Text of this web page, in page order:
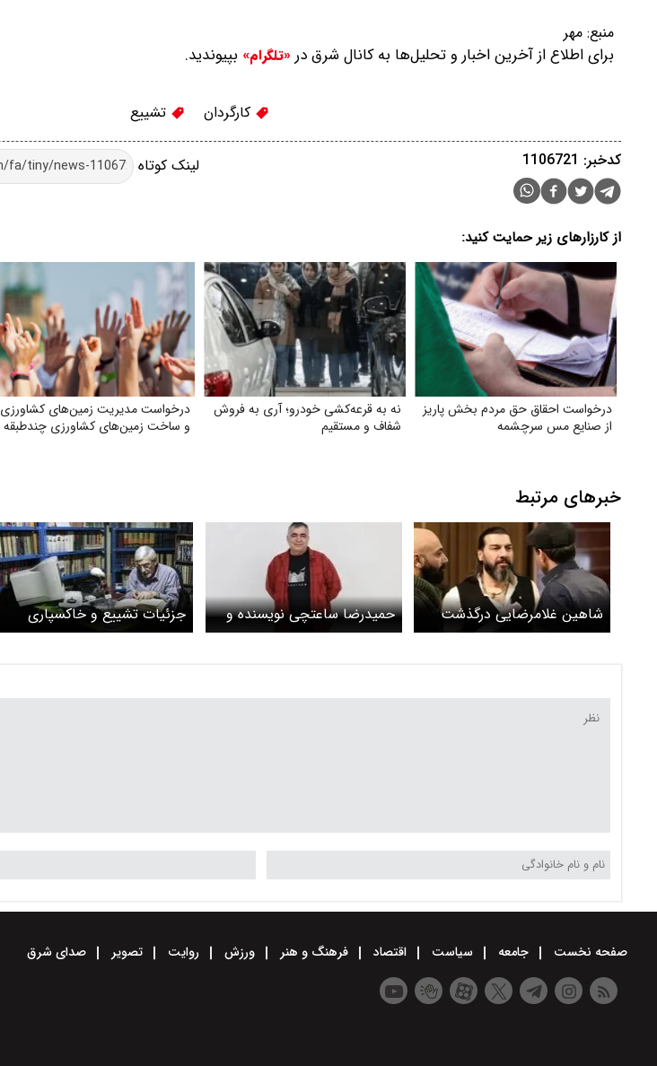
منبع: مهر
برای اطلاع از آخرین اخبار و تحلیل‌ها به کانال شرق در «تلگرام» بپیوندید.
کارگردان تشییع
لینک کوتاه کدخبر: 1106721
از کارزارهای زیر حمایت کنید:
درخواست احقاق حق مردم بخش پاریز
از صنایع مس سرچشمه
نه به قرعه‌کشی خودرو؛ آری به فروش
شفاف و مستقیم
درخواست مدیریت زمین‌های کشاورزی
و ساخت زمین‌های کشاورزی چندطبقه
خبرهای مرتبط
شاهین غلامرضایی درگذشت
حمیدرضا ساعتچی نویسنده و
کارگردان تئاتر درگذشت +
جزئیات تشییع و خاکسپاری
پرویز خرسند اعلام شد
صفحه نخست جامعه سیاست اقتصاد فرهنگ و هنر ورزش روایت تصویر صدای شرق